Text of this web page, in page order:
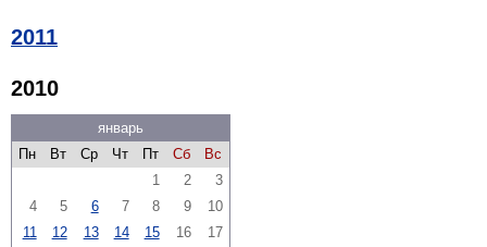
2011
2010
январь
Пн
Вт Ср Чт Пт Сб
Вс
1
2
3
4
5 6 7 8 9
10
11
12 13 14 15 16
17